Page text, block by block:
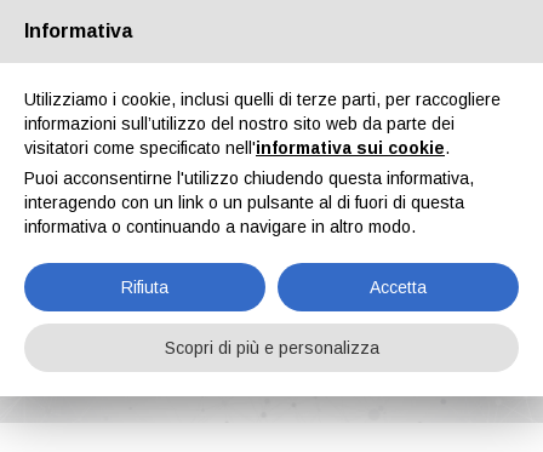
Chi siamo Partners Contatti Area riservata
News
Home Notizie Songwon presenterà i suoi stabilizzatori per vernici e rivestimenti all'American Coatings Show 2024
Informativa
Utilizziamo i cookie, inclusi quelli di terze parti, per raccogliere
informazioni sull’utilizzo del nostro sito web da parte dei
visitatori come specificato nell'informativa sui cookie.
Puoi acconsentirne l'utilizzo chiudendo questa informativa,
interagendo con un link o un pulsante al di fuori di questa
informativa o continuando a navigare in altro modo.
Rifiuta Accetta
Scopri di più e personalizza